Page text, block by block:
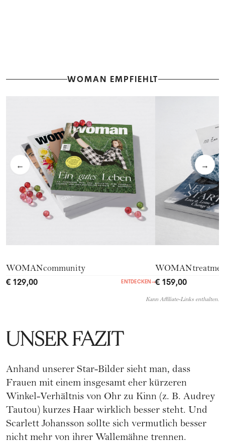
WOMAN EMPFIEHLT
← →
WOMANcommunity
€ 129,00 ENTDECKEN →€ 159,00
Kann Affiliate-Links enthalten.
UNSER FAZIT
Anhand unserer Star-Bilder sieht man, dass
Frauen mit einem insgesamt eher kürzeren
Winkel-Verhältnis von Ohr zu Kinn (z. B. Audrey
Tautou) kurzes Haar wirklich besser steht. Und
Scarlett Johansson sollte sich vermutlich besser
nicht mehr von ihrer Wallemähne trennen.